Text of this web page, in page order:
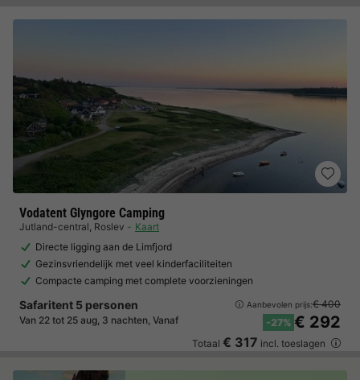
Vodatent Glyngore Camping
Jutland-central, Roslev
Kaart
Directe ligging aan de Limfjord
Gezinsvriendelijk met veel kinderfaciliteiten
Compacte camping met complete voorzieningen
Safaritent 5 personen
Van 22 tot 25 aug, 3 nachten, Vanaf
Aanbevolen prijs:€ 400
-27% € 292
Totaal € 317 incl. toeslagen